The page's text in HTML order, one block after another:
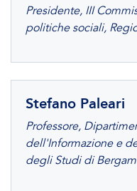
Presidente, III
politiche sociali,
Stefano Paleari
Professore,
dell'Informazione e
degli Studi di